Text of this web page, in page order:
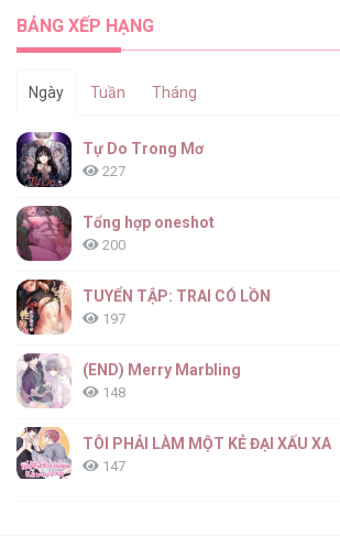
BẢNG XẾP HẠNG
Ngày Tuần Tháng
Tự Do Trong Mơ
227
Tổng hợp oneshot
200
TUYỂN TẬP: TRAI CÓ LỒN
197
(END) Merry Marbling
148
TÔI PHẢI LÀM MỘT KẺ ĐẠI XẤU XA
147